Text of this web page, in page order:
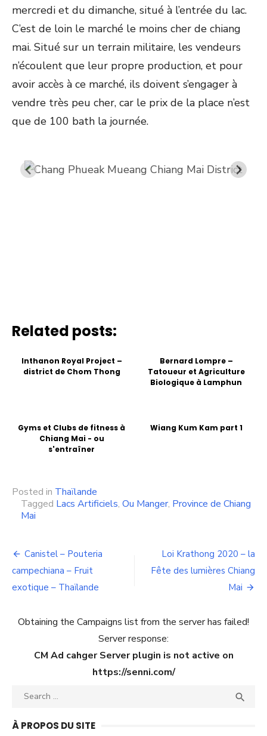
mercredi et du dimanche, situé à l’entrée du lac.
C’est de loin le marché le moins cher de chiang
mai. Situé sur un terrain militaire, les vendeurs
n’écoulent que leur propre production, et pour
avoir accès à ce marché, ils doivent s’engager à
vendre très peu cher, car le prix de la place n’est
que de 100 bath la journée.
Related posts:
Inthanon Royal Project –
district de Chom Thong
Bernard Lompre –
Tatoueur et Agriculture
Biologique à Lamphun
Gyms et Clubs de fitness à
Chiang Mai - ou
s'entraîner
Wiang Kum Kam part 1
Posted in Thaïlande
Tagged Lacs Artificiels, Ou Manger, Province de Chiang
Mai
Navigation
de
l’article
Canistel – Pouteria
campechiana – Fruit
exotique – Thaïlande
Loi Krathong 2020 – la
Fête des lumières Chiang
Mai
Obtaining the Campaigns list from the server has failed!
Server response:
CM Ad cahger Server plugin is not active on
https://senni.com/
Search

À PROPOS DU SITE